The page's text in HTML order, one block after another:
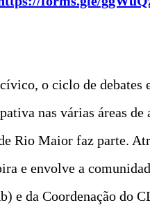
o ciclo de debates
nas várias áreas
Rio Maior faz parte.
e envolve a
e da Coordenação do